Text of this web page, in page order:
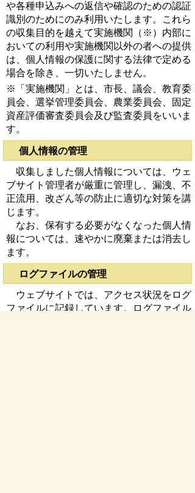
や各種申込みへの返信や確認のための認証
識別のためにのみ利用いたします。これら
の収集目的を越えて実施機関（※）内部に
おいての利用や実施機関以外の者への提供
は、個人情報の保護に関する法律で定める
場合を除き、一切いたしません。
※「実施機関」とは、市長、議会、教育委
員会、選挙管理委員会、農業委員会、固定
資産評価審査委員会及び監査委員をいいま
す。
個人情報の管理
収集しました個人情報については、ウェ
ブサイト管理者が厳重に管理し、漏洩、不
正流用、改ざん等の防止に適切な対策を講
じます。
なお、保有する必要がなくなった個人情
報については、速やかに廃棄または消去し
ます。
ログファイルの管理
ウェブサイトでは、アクセス状況をログ
ファイルに記録しています。ログファイル